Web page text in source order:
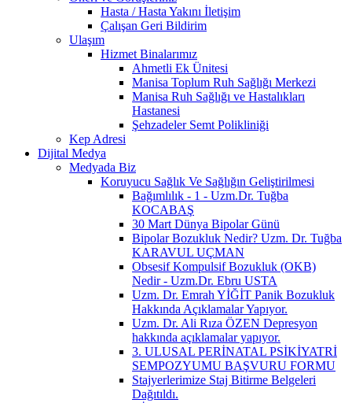
Hasta / Hasta Yakını İletişim
Çalışan Geri Bildirim
Ulaşım
Hizmet Binalarımız
Ahmetli Ek Ünitesi
Manisa Toplum Ruh Sağlığı Merkezi
Manisa Ruh Sağlığı ve Hastalıkları
Hastanesi
Şehzadeler Semt Polikliniği
Kep Adresi
Dijital Medya
Medyada Biz
Koruyucu Sağlık Ve Sağlığın Geliştirilmesi
Bağımlılık - 1 - Uzm.Dr. Tuğba
KOCABAŞ
30 Mart Dünya Bipolar Günü
Bipolar Bozukluk Nedir? Uzm. Dr. Tuğba
KARAVUL UÇMAN
Obsesif Kompulsif Bozukluk (OKB)
Nedir - Uzm.Dr. Ebru USTA
Uzm. Dr. Emrah YİĞİT Panik Bozukluk
Hakkında Açıklamalar Yapıyor.
Uzm. Dr. Ali Rıza ÖZEN Depresyon
hakkında açıklamalar yapıyor.
3. ULUSAL PERİNATAL PSİKİYATRİ
SEMPOZYUMU BAŞVURU FORMU
Stajyerlerimize Staj Bitirme Belgeleri
Dağıtıldı.